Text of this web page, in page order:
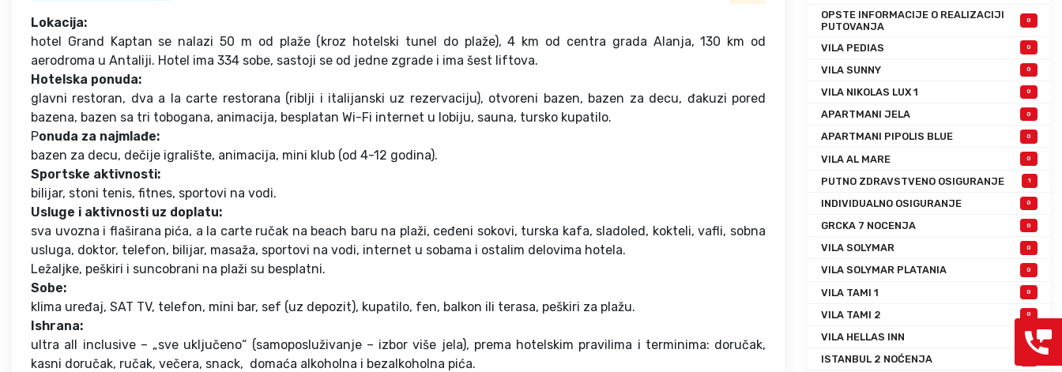
Lokacija:
hotel Grand Kaptan se nalazi 50 m od plaže (kroz hotelski tunel do plaže), 4 km od centra grada Alanja, 130 km od
aerodroma u Antaliji. Hotel ima 334 sobe, sastoji se od jedne zgrade i ima šest liftova.
Hotelska ponuda:
glavni restoran, dva a la carte restorana (riblji i italijanski uz rezervaciju), otvoreni bazen, bazen za decu, đakuzi pored
bazena, bazen sa tri tobogana, animacija, besplatan Wi-Fi internet u lobiju, sauna, tursko kupatilo.
Ponuda za najmlađe:
bazen za decu, dečije igralište, animacija, mini klub (od 4-12 godina).
Sportske aktivnosti:
bilijar, stoni tenis, fitnes, sportovi na vodi.
Usluge i aktivnosti uz doplatu:
sva uvozna i flaširana pića, a la carte ručak na beach baru na plaži, ceđeni sokovi, turska kafa, sladoled, kokteli, vafli, sobna
usluga, doktor, telefon, bilijar, masaža, sportovi na vodi, internet u sobama i ostalim delovima hotela.
Ležaljke, peškiri i suncobrani na plaži su besplatni.
Sobe:
klima uređaj, SAT TV, telefon, mini bar, sef (uz depozit), kupatilo, fen, balkon ili terasa, peškiri za plažu.
Ishrana:
ultra all inclusive – „sve uključeno“ (samoposluživanje – izbor više jela), prema hotelskim pravilima i terminima: doručak,
kasni doručak, ručak, večera, snack, domaća alkoholna i bezalkoholna pića.
OPSTE INFORMACIJE O REALIZACIJI
PUTOVANJA
0
VILA PEDIAS 0
VILA SUNNY 0
VILA NIKOLAS LUX 1 0
APARTMANI JELA 0
APARTMANI PIPOLIS BLUE 0
VILA AL MARE 0
PUTNO ZDRAVSTVENO OSIGURANJE 1
INDIVIDUALNO OSIGURANJE 0
GRCKA 7 NOCENJA 0
VILA SOLYMAR 0
VILA SOLYMAR PLATANIA 0
VILA TAMI 1 0
VILA TAMI 2 0
VILA HELLAS INN
ISTANBUL 2 NOĆENJA